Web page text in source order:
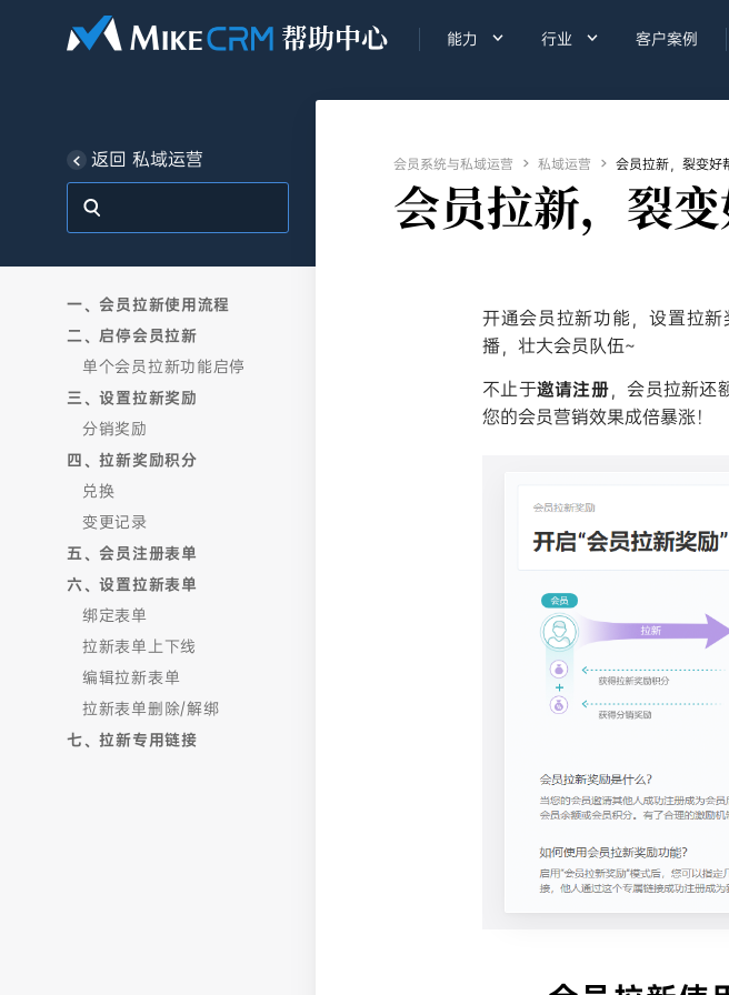
能力  行业  客户案例
返回 私域运营
一、会员拉新使用流程
二、启停会员拉新
单个会员拉新功能启停
三、设置拉新奖励
分销奖励
四、拉新奖励积分
兑换
变更记录
五、会员注册表单
六、设置拉新表单
绑定表单
拉新表单上下线
编辑拉新表单
拉新表单删除/解绑
七、拉新专用链接
会员系统与私域运营  私域运营  会员拉新，裂变好
会员拉新，裂
开通会员拉新功能，设置拉
播，壮大会员队伍~
不止于邀请注册，会员拉新还
您的会员营销效果成倍暴涨！